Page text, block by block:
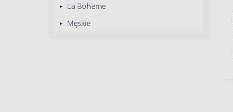
La Boheme
Męskie